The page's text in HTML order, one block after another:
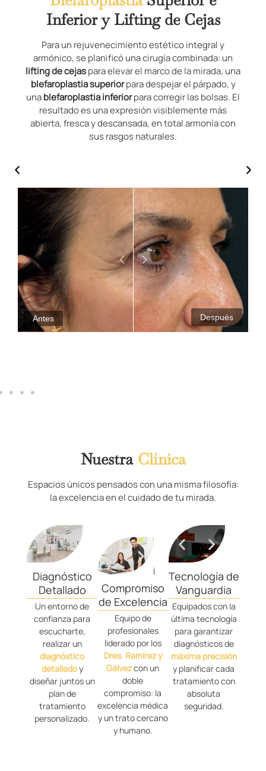
Inferior y Lifting de Cejas
Para un rejuvenecimiento estético integral y
armónico, se planificó una cirugía combinada: un
lifting de cejaspara elevar el marco de la mirada, una
blefaroplastia superiorpara despejar el párpado, y
unablefaroplastia inferiorpara corregir las bolsas. El
resultado es una expresión visiblemente más
abierta, fresca y descansada, en total armonía con
sus rasgos naturales.
Antes Después
Nuestra Clínica
Espacios únicos pensados con una misma filosofía:
la excelencia en el cuidado de tu mirada.
Diagnóstico
Detallado
Un entorno de
confianza para
escucharte,
realizar un
diagnóstico
detalladoy
diseñar juntos un
plan de
tratamiento
personalizado.
Compromiso
de Excelencia
Equipo de
profesionales
liderado por los
Dres. Ramírez y
Gálvezcon un
doble
compromiso: la
excelencia médica
y un trato cercano
y humano.
Tecnología de
Vanguardia
Equipados con la
última tecnología
para garantizar
diagnósticos de
máxima precisión
y planificar cada
tratamiento con
absoluta
seguridad.